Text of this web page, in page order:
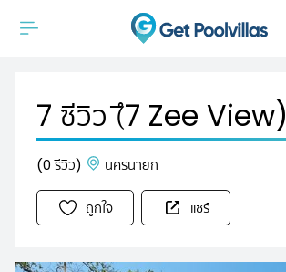
ึ7 ซีวิว (ึ7 Zee View)
(0 รีวิว) นครนายก
ถูกใจ แชร์